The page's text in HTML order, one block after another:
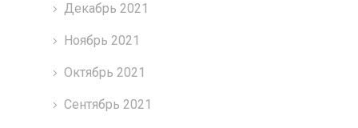
Декабрь 2021
Ноябрь 2021
Октябрь 2021
Сентябрь 2021